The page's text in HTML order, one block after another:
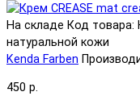
На складе Код товара:
натуральной кожи
Kenda Farben
450 р.